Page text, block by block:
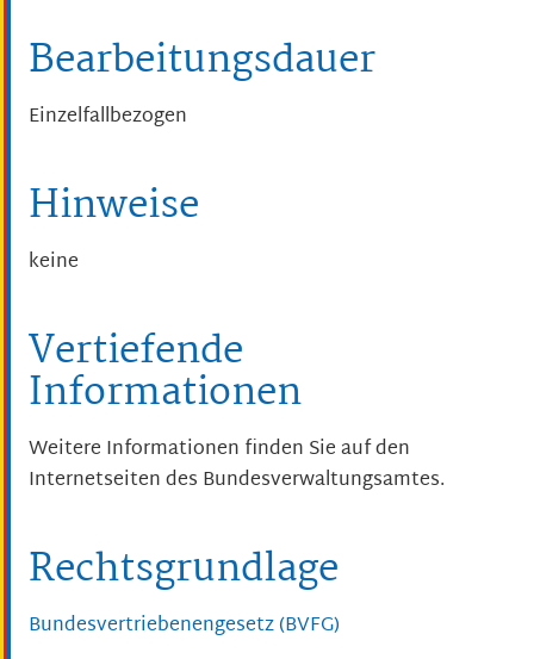
Bearbeitungsdauer
Einzelfallbezogen
Hinweise
keine
Vertiefende
Informationen
Weitere Informationen finden Sie auf den
Internetseiten des Bundesverwaltungsamtes.
Rechtsgrundlage
Bundesvertriebenengesetz (BVFG)